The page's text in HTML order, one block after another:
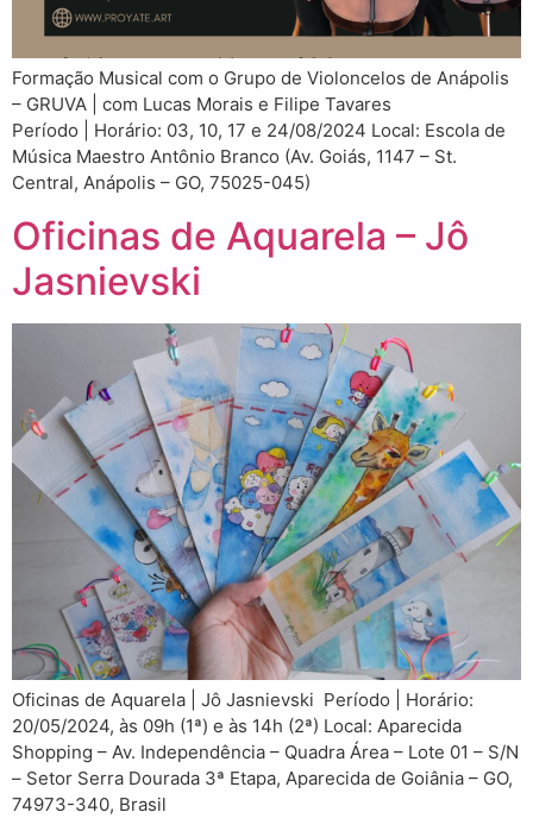
Formação Musical com o Grupo de Violoncelos de Anápolis
– GRUVA | com Lucas Morais e Filipe Tavares
Período | Horário: 03, 10, 17 e 24/08/2024 Local: Escola de
Música Maestro Antônio Branco (Av. Goiás, 1147 – St.
Central, Anápolis – GO, 75025-045)
Oficinas de Aquarela – Jô
Jasnievski
Oficinas de Aquarela | Jô Jasnievski Período | Horário:
20/05/2024, às 09h (1ª) e às 14h (2ª) Local: Aparecida
Shopping – Av. Independência – Quadra Área – Lote 01 – S/N
– Setor Serra Dourada 3ª Etapa, Aparecida de Goiânia – GO,
74973-340, Brasil